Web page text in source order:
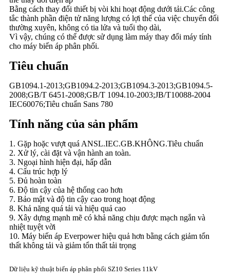
Bằng cách thay đổi thiết bị vòi khi hoạt động dưới tải.Các công
tắc thành phần điện tử năng lượng có lợi thế của việc chuyển đổi
thường xuyên, không có tia lửa và tuổi thọ dài,
Vì vậy, chúng có thể được sử dụng làm máy thay đổi máy tính
cho máy biến áp phân phối.
Tiêu chuẩn
GB1094.1-2013;GB1094.2-2013;GB1094.3-2013;GB1094.5-
2008;GB/T 6451-2008;GB/T 1094.10-2003;JB/T10088-2004
IEC60076;Tiêu chuẩn Sans 780
Tính năng của sản phẩm
1. Gặp hoặc vượt quá ANSL.IEC.GB.KHÔNG.Tiêu chuẩn
2. Xử lý, cài đặt và vận hành an toàn.
3. Ngoại hình hiện đại, hấp dẫn
4. Cấu trúc hợp lý
5. Đủ hoàn toàn
6. Độ tin cậy của hệ thống cao hơn
7. Bảo mật và độ tin cậy cao trong hoạt động
8. Khả năng quá tải và hiệu quả cao
9. Xây dựng mạnh mẽ có khả năng chịu được mạch ngắn và
nhiệt tuyệt vời
10. Máy biến áp Everpower hiệu quả hơn bằng cách giảm tổn
thất không tải và giảm tổn thất tải trọng
Dữ liệu kỹ thuật biến áp phân phối SZ10 Series 11kV